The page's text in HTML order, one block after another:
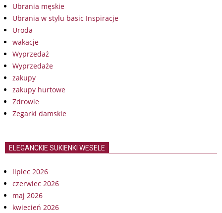
Ubrania męskie
Ubrania w stylu basic Inspiracje
Uroda
wakacje
Wyprzedaż
Wyprzedaże
zakupy
zakupy hurtowe
Zdrowie
Zegarki damskie
ELEGANCKIE SUKIENKI WESELE
lipiec 2026
czerwiec 2026
maj 2026
kwiecień 2026